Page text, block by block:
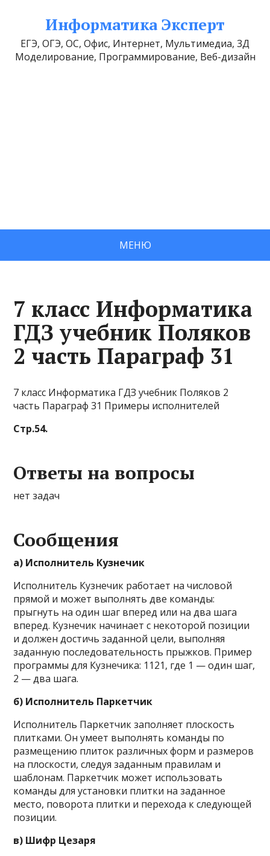
Информатика Эксперт
ЕГЭ, ОГЭ, ОС, Офис, Интернет, Мультимедиа, 3Д
Моделирование, Программирование, Веб-дизайн
МЕНЮ
7 класс Информатика
ГДЗ учебник Поляков
2 часть Параграф 31
7 класс Информатика ГДЗ учебник Поляков 2
часть Параграф 31 Примеры исполнителей
Стр.54.
Ответы на вопросы
нет задач
Сообщения
а) Исполнитель Кузнечик
Исполнитель Кузнечик работает на числовой
прямой и может выполнять две команды:
прыгнуть на один шаг вперед или на два шага
вперед. Кузнечик начинает с некоторой позиции
и должен достичь заданной цели, выполняя
заданную последовательность прыжков. Пример
программы для Кузнечика: 1121, где 1 — один шаг,
2 — два шага.
б) Исполнитель Паркетчик
Исполнитель Паркетчик заполняет плоскость
плитками. Он умеет выполнять команды по
размещению плиток различных форм и размеров
на плоскости, следуя заданным правилам и
шаблонам. Паркетчик может использовать
команды для установки плитки на заданное
место, поворота плитки и перехода к следующей
позиции.
в) Шифр Цезаря